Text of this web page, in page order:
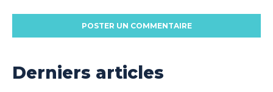
Derniers articles